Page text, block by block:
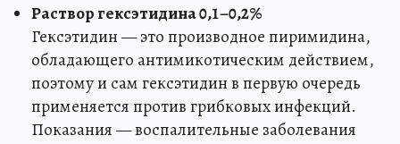
Раствор гексэтидина 0,1–0,2%
Гексэтидин — это производное пиримидина,
обладающего антимикотическим действием,
поэтому и сам гексэтидин в первую очередь
применяется против грибковых инфекций.
Показания — воспалительные заболевания